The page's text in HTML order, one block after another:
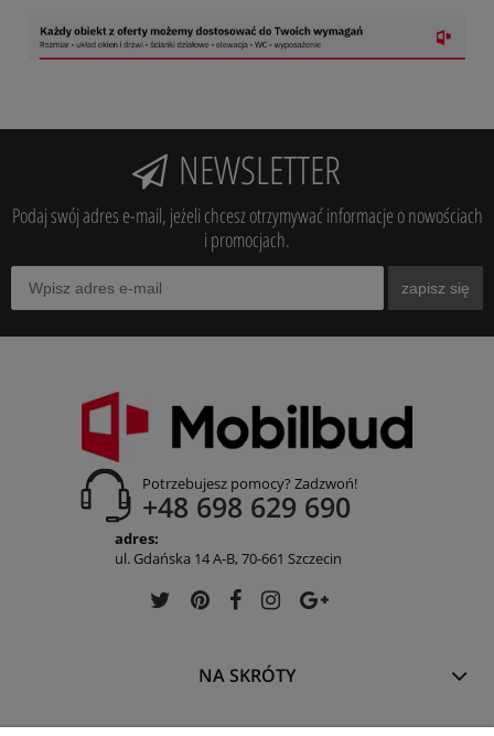
NEWSLETTER
Podaj swój adres e-mail, jeżeli chcesz otrzymywać informacje o nowościach
i promocjach.
zapisz się
Potrzebujesz pomocy? Zadzwoń!
+48 698 629 690
adres:
ul. Gdańska 14 A-B, 70-661 Szczecin
NA SKRÓTY